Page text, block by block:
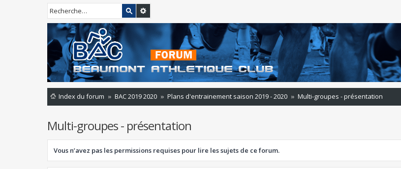
Index du forum BAC 2019 2020 Plans d'entrainement saison 2019 - 2020 Multi-groupes - présentation
Multi-groupes - présentation
Vous n’avez pas les permissions requises pour lire les sujets de ce forum.